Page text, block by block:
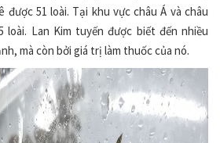
51 loài. Tại khu vực châu Á và châu
loài. Lan Kim tuyến được biết đến nhiều
mà còn bởi giá trị làm thuốc của nó.